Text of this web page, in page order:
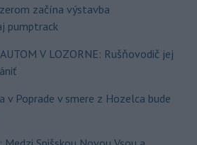
začína výstavba
pumptrack
V LOZORNE: Rušňovodič jej
v Poprade v smere z Hozelca bude